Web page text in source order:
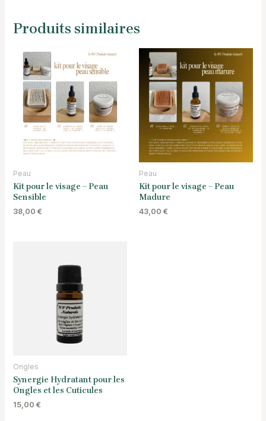
Produits similaires
Peau
Kit pour le visage – Peau
Sensible
38,00 €
Peau
Kit pour le visage – Peau
Madure
43,00 €
Ongles
Synergie Hydratant pour les
Ongles et les Cuticules
15,00 €